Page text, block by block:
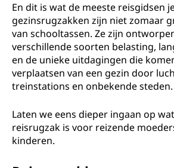
En dit is wat de meeste reisgidsen
gezinsrugzakken zijn niet zomaar
van schooltassen. Ze zijn
verschillende soorten belasting,
en de unieke uitdagingen die
verplaatsen van een gezin door
treinstations en onbekende steden.
Laten we eens dieper ingaan op
reisrugzak is voor reizende
kinderen.